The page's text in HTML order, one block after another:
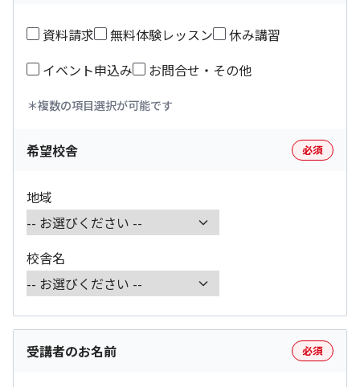
資料請求 無料体験レッスン
休み講習
イベント申込み
お問合せ・その他
複数の項目選択が可能です
希望校舎 必須
地域
校舎名
受講者のお名前 必須